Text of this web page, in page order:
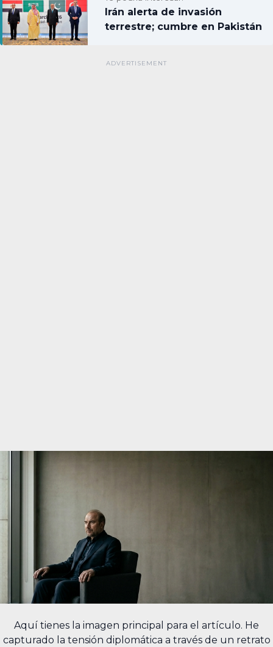
Irán alerta de invasión
terrestre; cumbre en Pakistán
Aquí tienes la imagen principal para el artículo. He
capturado la tensión diplomática a través de un retrato